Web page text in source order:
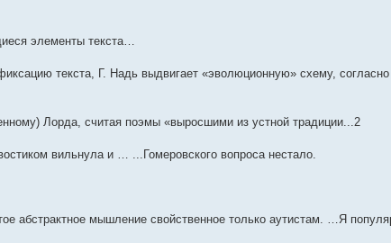
элементы текста…
текста, Г. Надь выдвигает «эволюционную» схему, согласно
Лорда, считая поэмы «выросшими из устной традиции...2
вильнула и … ...Гомеровского вопроса нестало.
абстрактное мышление свойственное только аутистам. …Я